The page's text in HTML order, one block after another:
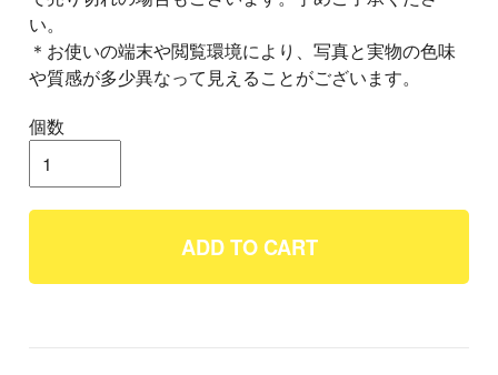
い。
＊お使いの端末や閲覧環境により、写真と実物の色味
や質感が多少異なって見えることがございます。
個数
ADD TO CART